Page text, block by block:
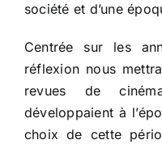
société et d’une
Centrée sur les
réflexion nous
revues de
développaient à
choix de cette